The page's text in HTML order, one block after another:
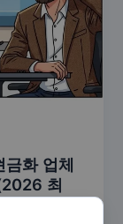
금화 업체
최